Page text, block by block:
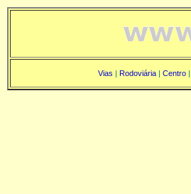
Vias | Rodoviária| Centro|